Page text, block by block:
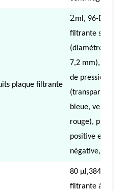
plaque filtrante
2ml, 96-Bien
filtrante semi-
(diamètre
7,2 mm), avec
de pression
(transparente ou
bleue, verte,
rouge), pression
positive et
négative,
80 µl,384
filtrante à jupe